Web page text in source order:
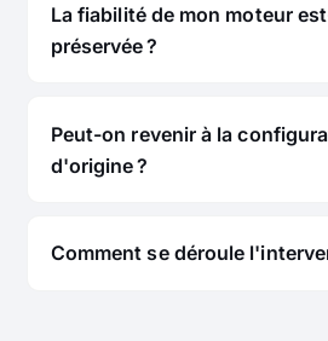
La fiabilité de mon moteur
préservée ?
Peut-on revenir à la
d'origine ?
Comment se déroule